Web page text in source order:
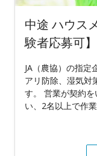
中途 ハウス
験者応募可】
JA（農協）の指定
アリ防除、湿気対
す。 営業が契約
い、2名以上で作